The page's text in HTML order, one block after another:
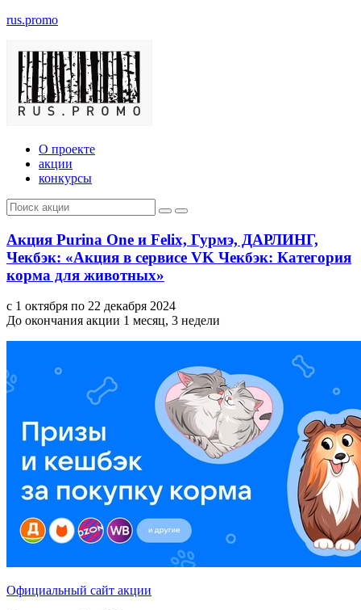
rus.promo
О проекте
акции
конкурсы
Акция Purina One и Felix, Гурмэ, ДАРЛИНГ,
Чекбэк: «Акция в сервисе VK Чекбэк: Категория
корма для животных»
с 1 октября по 22 декабря 2024
До окончания акции 1 месяц, 3 недели
Официальный сайт акции